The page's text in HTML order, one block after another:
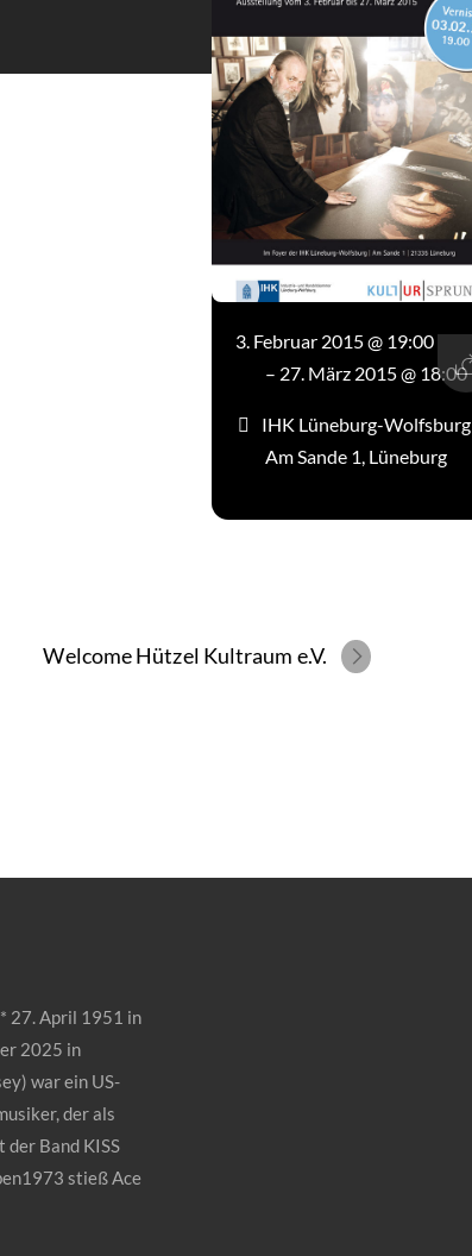
3. Februar 2015 @ 19:00
– 27. März 2015 @ 18:00
IHK Lüneburg-Wolfsburg
Am Sande 1, Lüneburg
Welcome Hützel Kultraum e.V.
27. April 1951 in
2025 in
war ein US-
der als
Band KISS
stieß Ace